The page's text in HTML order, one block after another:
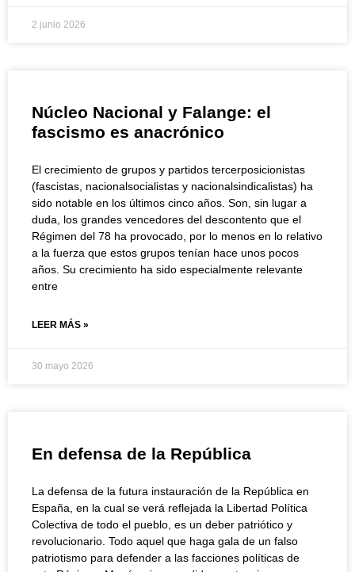
2 junio 2026
Núcleo Nacional y Falange: el
fascismo es anacrónico
El crecimiento de grupos y partidos tercerposicionistas
(fascistas, nacionalsocialistas y nacionalsindicalistas) ha
sido notable en los últimos cinco años. Son, sin lugar a
duda, los grandes vencedores del descontento que el
Régimen del 78 ha provocado, por lo menos en lo relativo
a la fuerza que estos grupos tenían hace unos pocos
años. Su crecimiento ha sido especialmente relevante
entre
LEER MÁS »
30 mayo 2026
En defensa de la República
La defensa de la futura instauración de la República en
España, en la cual se verá reflejada la Libertad Política
Colectiva de todo el pueblo, es un deber patriótico y
revolucionario. Todo aquel que haga gala de un falso
patriotismo para defender a las facciones políticas de